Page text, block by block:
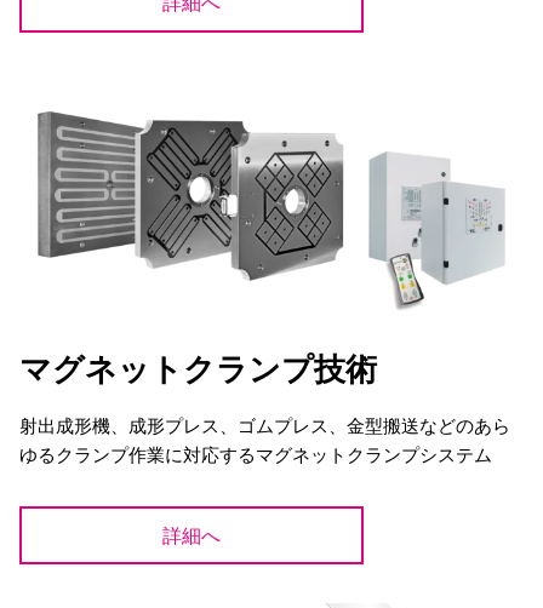
マグネットクランプ技術
射出成形機、成形プレス、ゴムプレス、金型搬送などのあら
ゆるクランプ作業に対応するマグネットクランプシステム
詳細へ